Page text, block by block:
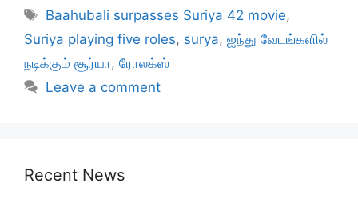
Tags
Baahubali surpasses Suriya 42 movie,
Suriya playing five roles, surya, ஐந்து வேடங்களில்
நடிக்கும் சூர்யா, ரோலக்ஸ்
Leave a comment
Recent News